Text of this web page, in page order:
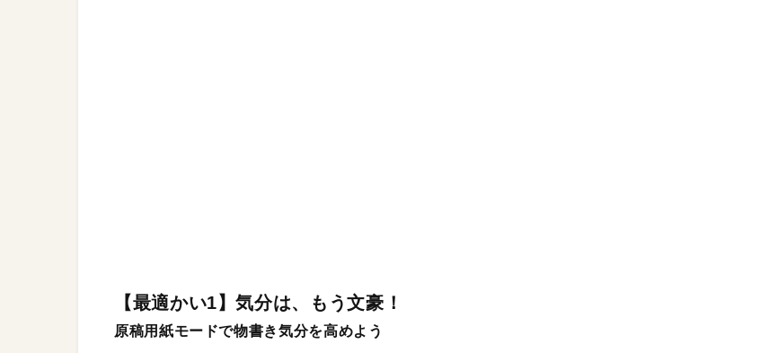
【最適かい1】気分は、もう文豪！
原稿用紙モードで物書き気分を高めよう